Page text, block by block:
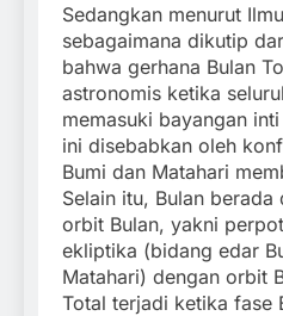
Sedangkan menurut
sebagaimana dikutip
bahwa gerhana Bulan
astronomis ketika
memasuki bayangan
ini disebabkan oleh
Bumi dan Matahari
Selain itu, Bulan
orbit Bulan, yakni
ekliptika (bidang edar
Matahari) dengan orbit
Total terjadi ketika fase